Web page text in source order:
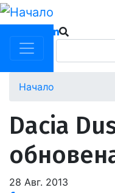
Премини
към
основното
съдържание
Начало
Dacia
28 Авг. 2013